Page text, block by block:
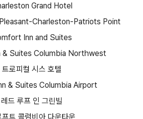
Grand Hotel
Charleston-Patriots Point
Inn and Suites
& Suites Columbia Northwest
트로피컬 시스 호텔
& Suites Columbia Airport
레드 루프 인 그린빌
프트 콜럼비아 다운타운